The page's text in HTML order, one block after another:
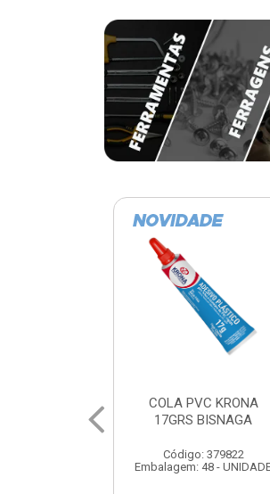
CURVA ELETRODUTO
GALVANIZADO PERFIL
Código: 379867
Embalagem: 1 - UNIDADE